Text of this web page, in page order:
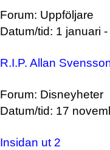
Forum: Uppföljare
Datum/tid: 1 januari
R.I.P. Allan
Forum: Disneyheter
Datum/tid: 17
Insidan ut 2